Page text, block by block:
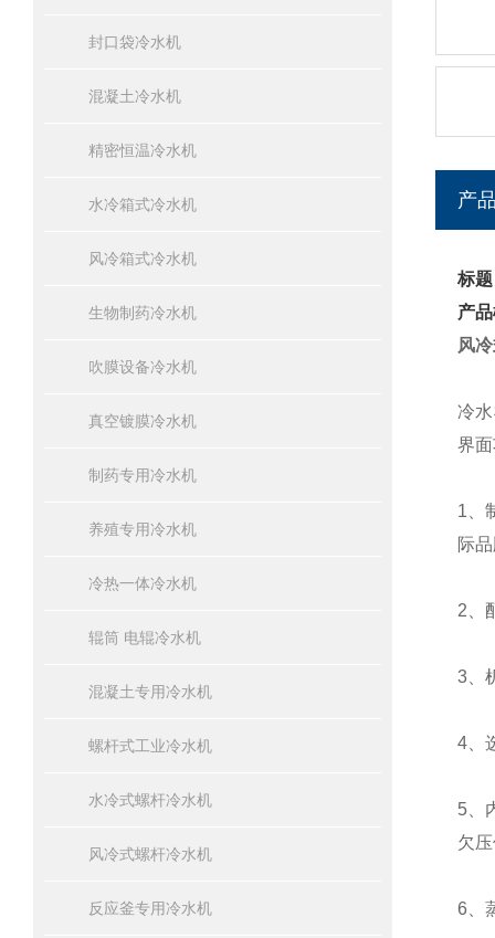
封口袋冷水机
混凝土冷水机
精密恒温冷水机
水冷箱式冷水机
风冷箱式冷水机
生物制药冷水机
吹膜设备冷水机
真空镀膜冷水机
制药专用冷水机
养殖专用冷水机
冷热一体冷水机
辊筒 电辊冷水机
混凝土专用冷水机
螺杆式工业冷水机
水冷式螺杆冷水机
风冷式螺杆冷水机
反应釜专用冷水机
产
标
产
风
冷
界
1、
际
2、
3、
4
5
欠
6